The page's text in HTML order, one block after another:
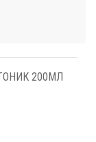
200МЛ